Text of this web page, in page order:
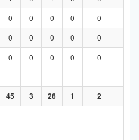
0 0 0 0 0
0 0 0 0 0
0 0 0 0 0
45 3 26 1 2